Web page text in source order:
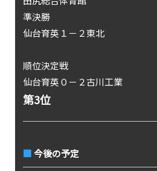
準決勝
仙台育英１－２東北
順位決定戦
仙台育英０－２古川工業
第3位
今後の予定